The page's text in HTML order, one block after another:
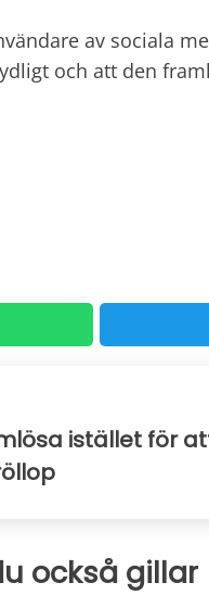
av sociala
och att den
istället för
också gillar